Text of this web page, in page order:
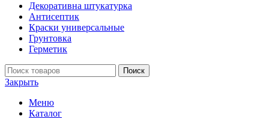
Декоративна штукатурка
Антисептик
Краски универсальные
Грунтовка
Герметик
Поиск
Закрыть
Меню
Каталог